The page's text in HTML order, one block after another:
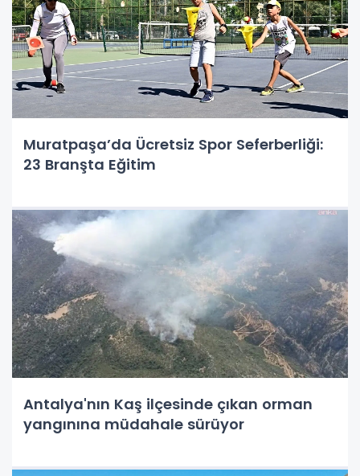
Muratpaşa’da Ücretsiz Spor Seferberliği:
23 Branşta Eğitim
Antalya'nın Kaş ilçesinde çıkan orman
yangınına müdahale sürüyor